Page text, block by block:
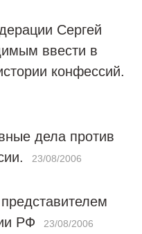
Сергей
ввести в
конфессий.
дела против
23/08/2006
РФ
23/08/2006